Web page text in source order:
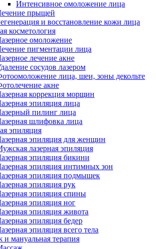
Интенсивное омоложение лица
прыщей
и восстановление кожи лица
косметология
омоложение
пигментации лица
лечение акне
сосудов лазером
лица, шеи, зоны декольте
акне
коррекция морщин
эпиляция лица
пилинг лица
шлифовка лица
эпиляция
эпиляция для женщин
лазерная эпиляция
эпиляция бикини
эпиляция интимных зон
эпиляция подмышек
эпиляция рук
эпиляция спины
эпиляция ног
эпиляция живота
эпиляция бедер
эпиляция всего тела
и мануальная терапия